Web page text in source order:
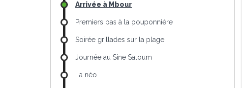
Arrivée à Mbour
Premiers pas à la pouponnière
Soirée grillades sur la plage
Journée au Sine Saloum
La néo